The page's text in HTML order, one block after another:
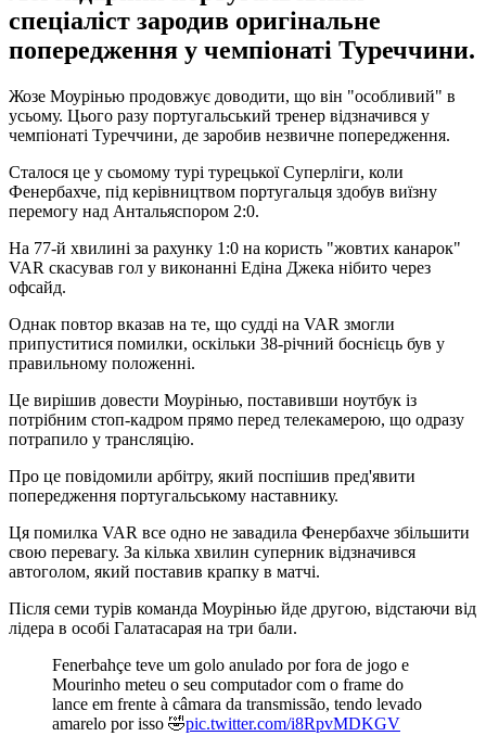
спеціаліст зародив оригінальне
попередження у чемпіонаті Туреччини.
Жозе Моурінью продовжує доводити, що він "особливий" в
усьому. Цього разу португальський тренер відзначився у
чемпіонаті Туреччини, де заробив незвичне попередження.
Сталося це у сьомому турі турецької Суперліги, коли
Фенербахче, під керівництвом португальця здобув виїзну
перемогу над Антальяспором 2:0.
На 77-й хвилині за рахунку 1:0 на користь "жовтих канарок"
VAR скасував гол у виконанні Едіна Джека нібито через
офсайд.
Однак повтор вказав на те, що судді на VAR змогли
припуститися помилки, оскільки 38-річний боснієць був у
правильному положенні.
Це вирішив довести Моурінью, поставивши ноутбук із
потрібним стоп-кадром прямо перед телекамерою, що одразу
потрапило у трансляцію.
Про це повідомили арбітру, який поспішив пред'явити
попередження португальському наставнику.
Ця помилка VAR все одно не завадила Фенербахче збільшити
свою перевагу. За кілька хвилин суперник відзначився
автоголом, який поставив крапку в матчі.
Після семи турів команда Моурінью йде другою, відстаючи від
лідера в особі Галатасарая на три бали.
Fenerbahçe teve um golo anulado por fora de jogo e
Mourinho meteu o seu computador com o frame do
lance em frente à câmara da transmissão, tendo levado
amarelo por isso 🤣pic.twitter.com/i8RpvMDKGV